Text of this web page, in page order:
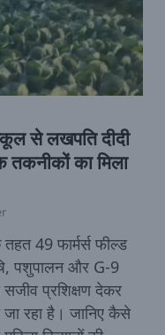
से लखपति दीदी
का मिला
49 फार्मर्स फील्ड
पशुपालन और G-9
प्रशिक्षण देकर
जा रहा है। जानिए कैसे